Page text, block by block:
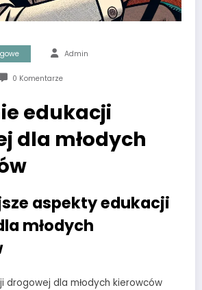
Admin
0 Komentarze
edukacji
dla młodych
aspekty edukacji
młodych
drogowej dla młodych kierowców